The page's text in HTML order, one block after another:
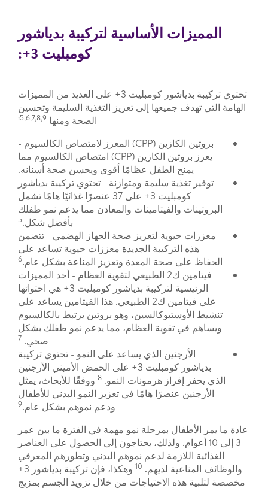
المميزات الأساسية لتركيبة بدياشور
كومبليت 3+:
تحتوي تركيبة بدياشور كومبليت 3+ على العديد من المميزات
الهامة التي تهدف جميعها إلى تعزيز التغذية السليمة وتحسين
الصحة ومنها 5,6,7,8,9:
بروتين الكازين (CPP) المعزز لامتصاص الكالسيوم -
يعزز بروتين الكازين (CPP) امتصاص الكالسيوم مما
يمنح الطفل عظامًا أقوى ويحسن صحة أسنانه.
توفير تغذية سليمة ومتوازنة - تحتوي تركيبة بدياشور
كومبليت 3+ على 37 عنصرًا غذائيًا هامًا تشمل
البروتينات والفيتامينات والمعادن مما يدعم نمو طفلك
بأفضل شكل.5
معززات حيوية لتعزيز صحة الجهاز الهضمي - تتضمن
هذه التركيبة الجديدة معززات حيوية تساعد على
الحفاظ على صحة المعدة وتعزيز المناعة بشكل عام.6
فيتامين ك2 الطبيعي لتقوية العظام - أحد المميزات
الرئيسية لتركيبة بدياشور كومبليت 3+ هي احتوائها
على فيتامين ك2 الطبيعي. هذا الفيتامين يساعد على
تنشيط الأوستيوكالسين، وهو بروتين يرتبط بالكالسيوم
ويساهم في تقوية العظام، مما يدعم نمو طفلك بشكل
صحي. 7
الأرجنين الذي يساعد على النمو - تحتوي تركيبة
بدياشور كومبليت 3+ على الحمض الأميني الأرجنين
الذي يحفز إفراز هرمونات النمو. 8 ووفقًا للأبحاث، يمثل
الأرجنين عنصرًا هامًا في تعزيز النمو البدني للأطفال
ودعم نموهم بشكل عام.9
عادة ما يمر الأطفال بمرحلة نمو مهمة في الفترة ما بين عمر
3 إلى 10 أعوام. ولذلك، يحتاجون إلى الحصول على العناصر
الغذائية اللازمة لدعم نموهم البدني وتطورهم المعرفي
والوظائف المناعية لديهم. 10
وهكذا، فإن تركيبة بدياشور 3+
مخصصة لتلبية هذه الاحتياجات من خلال تزويد الجسم بمزيج